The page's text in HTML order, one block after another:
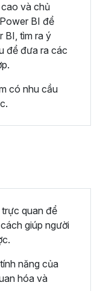
và chủ
BI để
BI, tìm ra ý
để đưa ra các
có nhu cầu
quan để
giúp người
năng của
hóa và